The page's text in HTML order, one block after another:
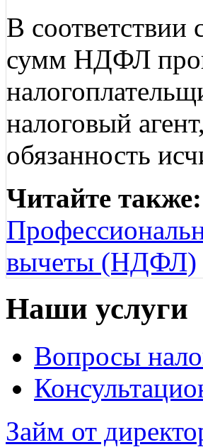
В
сумм НДФЛ
налоговый
обязанность
Читайте также:
вычеты (НДФЛ)
Наши услуги
Вопросы
Займ от